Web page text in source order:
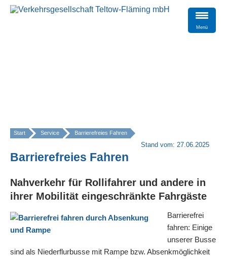
Start Service Barrierefreies Fahren »
Stand vom: 27.06.2025
Barrierefreies Fahren
Nahverkehr für Rollifahrer und andere in
ihrer Mobilität eingeschränkte Fahrgäste
Barrierefrei
fahren: Einige
unserer Busse
sind als Niederflurbusse mit Rampe bzw. Absenkmöglichkeit
Menü